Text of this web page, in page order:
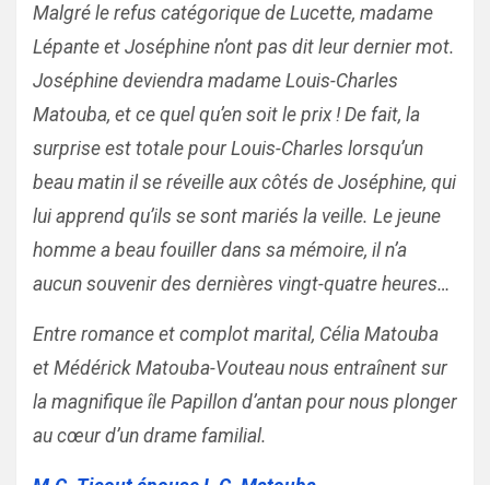
Malgré le refus catégorique de Lucette, madame
Lépante et Joséphine n’ont pas dit leur dernier mot.
Joséphine deviendra madame Louis-Charles
Matouba, et ce quel qu’en soit le prix ! De fait, la
surprise est totale pour Louis-Charles lorsqu’un
beau matin il se réveille aux côtés de Joséphine, qui
lui apprend qu’ils se sont mariés la veille. Le jeune
homme a beau fouiller dans sa mémoire, il n’a
aucun souvenir des dernières vingt-quatre heures…
Entre romance et complot marital, Célia Matouba
et Médérick Matouba-Vouteau nous entraînent sur
la magnifique île Papillon d’antan pour nous plonger
au cœur d’un drame familial.